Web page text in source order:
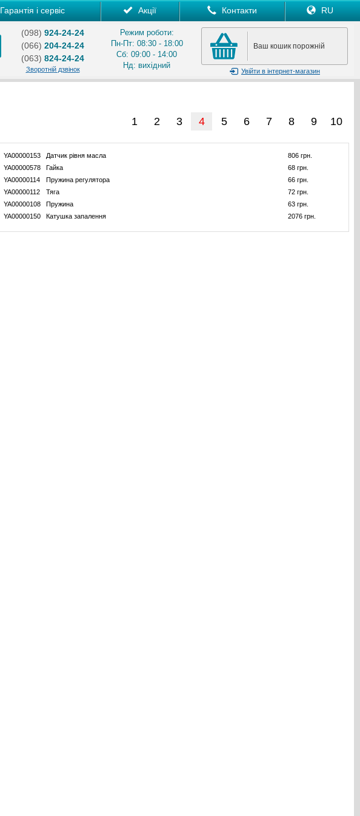
Гарантія і сервіс Акції Контакти RU
(098) 924-24-24
(066) 204-24-24
(063) 824-24-24
Зворотній дзвінок
Режим роботи:
Пн-Пт: 08:30 - 18:00
Сб: 09:00 - 14:00
Нд: вихідний
Ваш кошик порожній
Увійти в інтернет-магазин
1 2 3 4 5 6 7 8 9 10
YA00000153 Датчик рівня масла
806 грн.
YA00000578 Гайка
68 грн.
YA00000114 Пружина регулятора
66 грн.
YA00000112 Тяга
72 грн.
YA00000108 Пружина
63 грн.
YA00000150 Катушка запалення 2076 грн.